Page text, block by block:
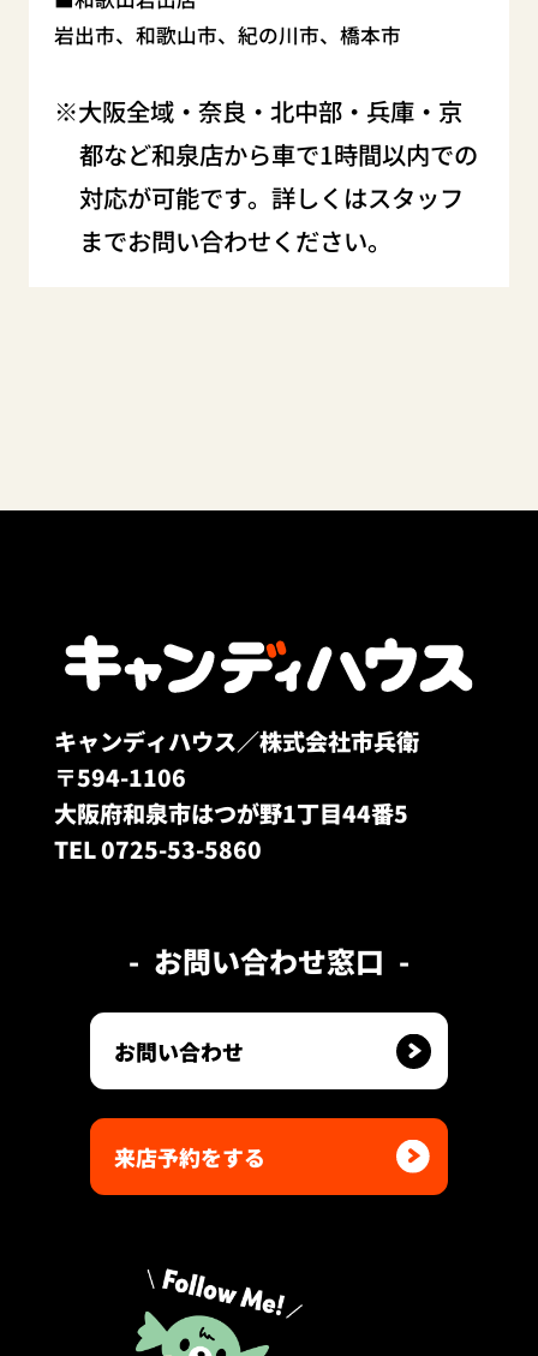
岩出市、和歌山市、紀の川市、橋本市
大阪全域・奈良・北中部・兵庫・京
都など和泉店から車で1時間以内での
対応が可能です。詳しくはスタッフ
までお問い合わせください。
キャンディハウス／株式会社市兵衛
〒594-1106
大阪府和泉市はつが野1丁目44番5
TEL 0725-53-5860
お問い合わせ窓口
お問い合わせ
来店予約をする